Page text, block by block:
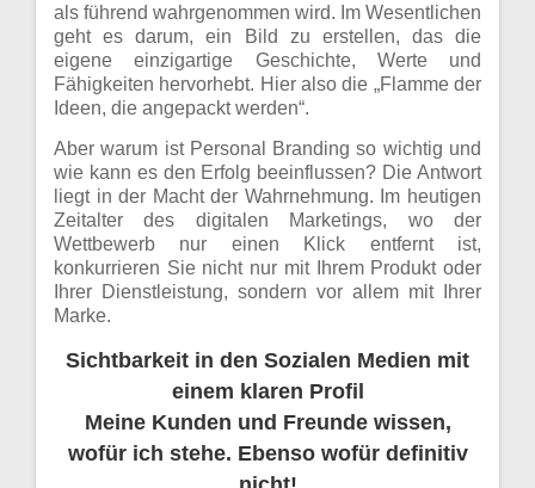
als führend wahrgenommen wird. Im Wesentlichen
geht es darum, ein Bild zu erstellen, das die
eigene einzigartige Geschichte, Werte und
Fähigkeiten hervorhebt. Hier also die „Flamme der
Ideen, die angepackt werden“.
Aber warum ist Personal Branding so wichtig und
wie kann es den Erfolg beeinflussen? Die Antwort
liegt in der Macht der Wahrnehmung. Im heutigen
Zeitalter des digitalen Marketings, wo der
Wettbewerb nur einen Klick entfernt ist,
konkurrieren Sie nicht nur mit Ihrem Produkt oder
Ihrer Dienstleistung, sondern vor allem mit Ihrer
Marke.
Sichtbarkeit in den Sozialen Medien mit
einem klaren Profil
Meine Kunden und Freunde wissen,
wofür ich stehe. Ebenso wofür definitiv